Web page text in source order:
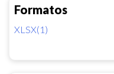
Formatos
XLSX(1)